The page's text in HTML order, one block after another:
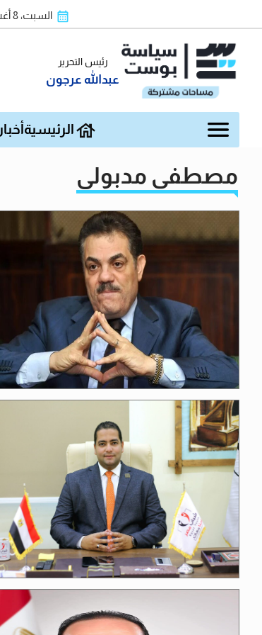
السبت، 8 أغسطس 2026
رئيس التحرير
عبدالله عرجون
الرئيسية أخبار
مصطفى مدبولي